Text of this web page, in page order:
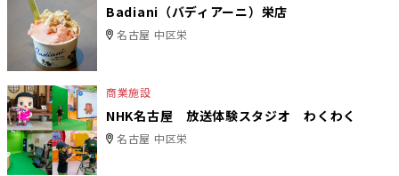
Badiani（バディアーニ）栄店
名古屋 中区栄
商業施設
NHK名古屋 放送体験スタジオ わくわく
名古屋 中区栄